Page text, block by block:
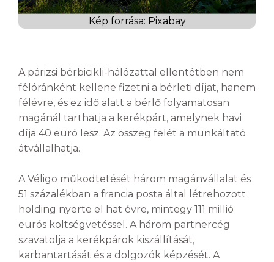
Kép forrása: Pixabay
A párizsi bérbicikli-hálózattal ellentétben nem
félóránként kellene fizetni a bérleti díjat, hanem
félévre, és ez idő alatt a bérlő folyamatosan
magánál tarthatja a kerékpárt, amelynek havi
díja 40 euró lesz. Az összeg felét a munkáltató
átvállalhatja.
A Véligo működtetését három magánvállalat és
51 százalékban a francia posta által létrehozott
holding nyerte el hat évre, mintegy 111 millió
eurós költségvetéssel. A három partnercég
szavatolja a kerékpárok kiszállítását,
karbantartását és a dolgozók képzését. A